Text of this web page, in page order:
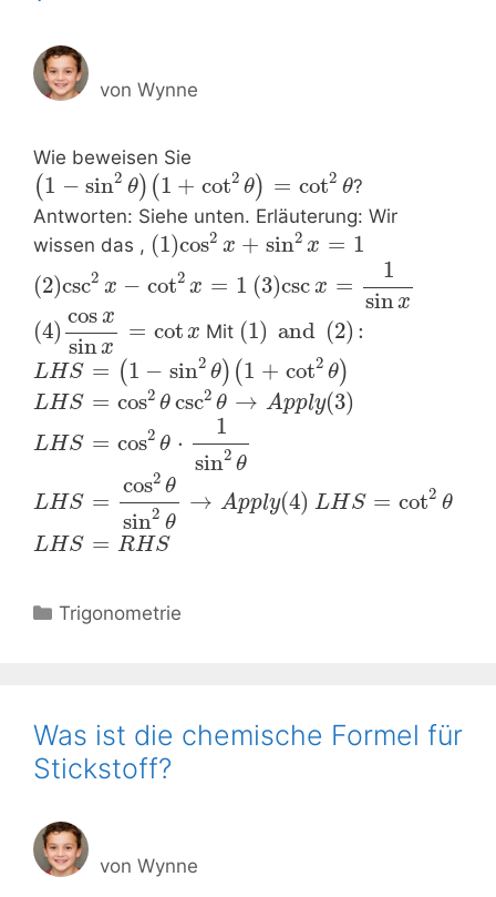
von Wynne
Wie beweisen Sie
(1 − sin2 θ) (1 + cot2 θ) = cot2 θ?
Antworten: Siehe unten. Erläuterung: Wir
wissen das , (1)cos2 x + sin2 x = 1
(2)csc2 x − cot2 x = 1 (3)csc x =
1
sinx
(4)
cos x
sinx
= cot x Mit (1) and (2) :
LHS = (1 − sin2 θ) (1 + cot2 θ)
LHS = cos2 θ csc2 θ → Apply(3)
LHS = cos2 θ ⋅
1
sin2 θ
LHS =
cos2 θ
sin2 θ
→ Apply(4) LHS = cot2 θ
LHS = RHS
Kategorien
Trigonometrie
Was ist die chemische Formel für
Stickstoff?
von Wynne